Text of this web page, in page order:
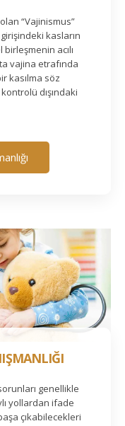
“Vajinismus”
kasların
birleşmenin acılı
vajina etrafında
kasılma söz
dışındaki
genellikle
yollardan ifade
çıkabilecekleri